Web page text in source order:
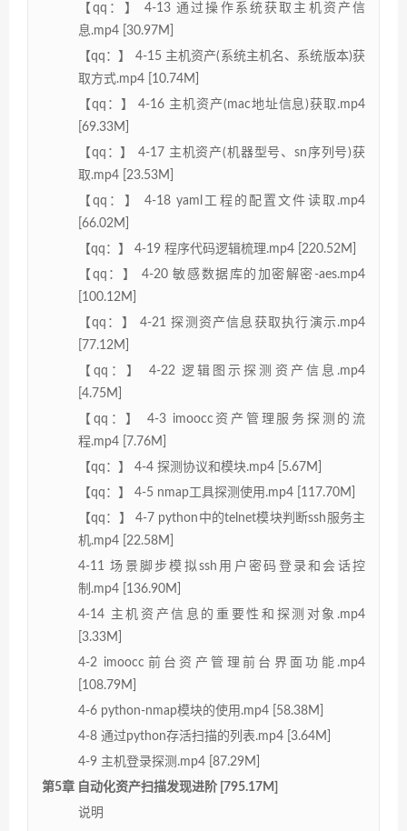
【qq：】 4-13 通过操作系统获取主机资产信
息.mp4 [30.97M]
【qq：】 4-15 主机资产(系统主机名、系统版本)获
取方式.mp4 [10.74M]
【qq：】 4-16 主机资产(mac地址信息)获取.mp4
[69.33M]
【qq：】 4-17 主机资产(机器型号、sn序列号)获
取.mp4 [23.53M]
【qq：】 4-18 yaml工程的配置文件读取.mp4
[66.02M]
【qq：】 4-19 程序代码逻辑梳理.mp4 [220.52M]
【qq：】 4-20 敏感数据库的加密解密-aes.mp4
[100.12M]
【qq：】 4-21 探测资产信息获取执行演示.mp4
[77.12M]
【qq：】 4-22 逻辑图示探测资产信息.mp4
[4.75M]
【qq：】 4-3 imoocc资产管理服务探测的流
程.mp4 [7.76M]
【qq：】 4-4 探测协议和模块.mp4 [5.67M]
【qq：】 4-5 nmap工具探测使用.mp4 [117.70M]
【qq：】 4-7 python中的telnet模块判断ssh服务主
机.mp4 [22.58M]
4-11 场景脚步模拟ssh用户密码登录和会话控
制.mp4 [136.90M]
4-14 主机资产信息的重要性和探测对象.mp4
[3.33M]
4-2 imoocc前台资产管理前台界面功能.mp4
[108.79M]
4-6 python-nmap模块的使用.mp4 [58.38M]
4-8 通过python存活扫描的列表.mp4 [3.64M]
4-9 主机登录探测.mp4 [87.29M]
第5章 自动化资产扫描发现进阶 [795.17M]
说明